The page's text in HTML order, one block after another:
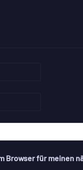
Browser für meinen